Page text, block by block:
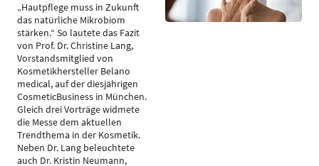
„Hautpflege muss in Zukunft
das natürliche Mikrobiom
stärken.“ So lautete das Fazit
von Prof. Dr. Christine Lang,
Vorstandsmitglied von
Kosmetikhersteller Belano
medical, auf der diesjährigen
CosmeticBusiness in München.
Gleich drei Vorträge widmete
die Messe dem aktuellen
Trendthema in der Kosmetik.
Neben Dr. Lang beleuchtete
auch Dr. Kristin Neumann,